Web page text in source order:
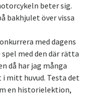
beter sig.
bakhjulet över vissa
med dagens
med den där rätta
då har jag många
mitt huvud. Testa det
en historielektion,